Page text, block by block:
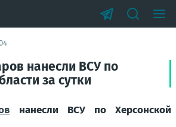
нанесли ВСУ по
за сутки
нанесли ВСУ по Херсонской